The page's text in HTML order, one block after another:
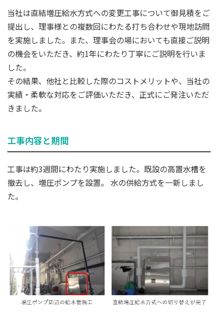
当社は直結増圧給水方式への変更工事について御見積をご
提出し、理事様との複数回にわたる打ち合わせや現地訪問
を実施しました。また、理事会の場においても直接ご説明
の機会をいただき、約1年にわたり丁寧にご説明を行いま
した。
その結果、他社と比較した際のコストメリットや、当社の
実績・柔軟な対応をご評価いただき、正式にご発注いただ
きました。
工事内容と期間
工事は約3週間にわたり実施しました。既設の高置水槽を
撤去し、増圧ポンプを設置。 水の供給方式を一新しまし
た。